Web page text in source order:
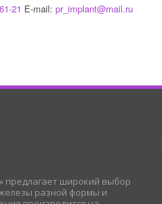
21 E-mail: pr_implant@mail.ru
предлагает широкий выбор
разной формы и